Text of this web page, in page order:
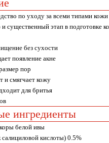
по уходу за всеми типами
существенный этап в подготовке
без сухости
появление акне
пор
и смягчает кожу
для бритья
ингредиенты
белой ивы
салициловой кислоты) 0.5%